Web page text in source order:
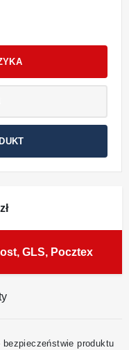
GLS, Pocztex
bezpieczeństwie produktu